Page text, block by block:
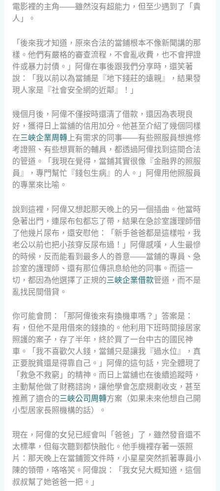
電影裡的主角——雖然沒有超能力，但至少遇到了「貴
人」。
「後來我才知道，原來合法的當鋪根本不像新聞講的那
樣。他們有嚴格的審查流程，不會亂收費，也不會押證
件或暴力討債。」阿偉在事後跟我們分享時，還笑著
說：「我以前以為當鋪是『地下錢莊的遠親』，結果發
現人家是『社會安全網的近鄰』！」
幾個月後，阿偉不僅按時還清了借款，還因為表現良
好，獲得日上當舖的信用加分。他甚至介紹了幾個同樣
在三峽企業周轉上有需求的同事——有些照服員想進修
考證照、有些想買新的輔具，都透過阿偉找到這間合法
的管道。「我現在覺得，當鋪其實很像『金融界的照服
員』，專門幫忙『錢包生病』的人。」阿偉用他照服員
的專業來比喻。
說到這裡，阿偉又想起那天晚上的另一個插曲。他當時
急著出門，連尿布包都忘了帶，結果在急診室護理師借
了他幾片尿布，還安慰他：「新手爸爸都是這樣啦，我
老公以前也把小孩穿反尿布過！」阿偉感嘆，人生最慘
的時候，反而能看到最多人的善意——當鋪的專員、急
診室的護理師、還有那位傳訊息給他的同事。而這一
切，都因為他選擇了正規的三峽企業借款管道，而不是
亂找民間借貸。
你可能會問：「那阿偉後來有換機車嗎？」答案是：
有，但他不是用借來的錢換的。他利用下班時間接居家
照護的案子，存了半年，終於買了一台中古的國民神
車。「我不喜歡欠人錢，當鋪只是讓我『過水位』，真
正要脫貧還是得靠自己。」阿偉的這句話，完全體現了
「救急不救窮」的精神。而日上當舖也在後續追蹤時，
主動幫他做了財務諮詢，讓他學會怎麼規劃收支，甚至
推薦了適合的三峽公司周轉方案（如果未來他想自己開
小型居家長照機構的話）。
現在，阿偉的女兒已經會叫「爸爸」了，雖然發音還不
太標準，但每次聽到都快融化。他手機裡存著一張照
片：那天晚上在當鋪簽文件時，小星星突然抓著專員小
陳的領帶，咯咯笑。阿偉說：「我女兒大概知道，這個
叔叔幫了她爸爸一把。」